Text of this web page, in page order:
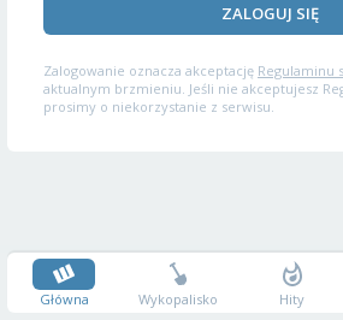
ZALOGUJ SIĘ
Zalogowanie oznacza akceptację Regulaminu
aktualnym brzmieniu. Jeśli nie akceptujesz
prosimy o niekorzystanie z serwisu.
Główna Wykopalisko Hity